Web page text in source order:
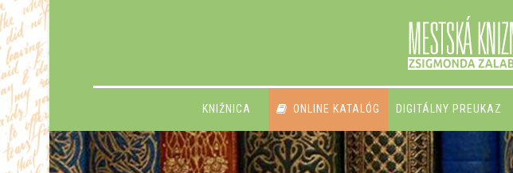
KNIŽNICA ONLINE KATALÓG DIGITÁLNY PREUKAZ